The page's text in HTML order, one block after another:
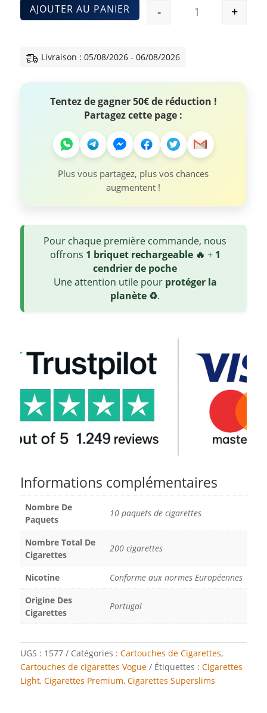
Quantité
- +
AJOUTER AU PANIER
Livraison : 05/08/2026 - 06/08/2026
Tentez de gagner 50€ de réduction !
Partagez cette page :
Plus vous partagez, plus vos chances
augmentent !
Pour chaque première commande, nous
offrons 1 briquet rechargeable 🔥 + 1
cendrier de poche
Une attention utile pour protéger la
planète ♻️.
Informations complémentaires
Nombre De
Paquets
10 paquets de cigarettes
Nombre Total De
Cigarettes
200 cigarettes
Nicotine
Conforme aux normes Européennes
Origine Des
Cigarettes
Portugal
UGS : 1577 Catégories : Cartouches de Cigarettes,
Cartouches de cigarettes Vogue
Étiquettes : Cigarettes
Light, Cigarettes Premium, Cigarettes Superslims